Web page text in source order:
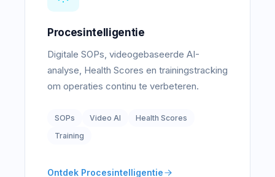
Procesintelligentie
Digitale SOPs, videogebaseerde AI-
analyse, Health Scores en trainingstracking
om operaties continu te verbeteren.
SOPs Video AI
Health Scores
Training
Ontdek Procesintelligentie